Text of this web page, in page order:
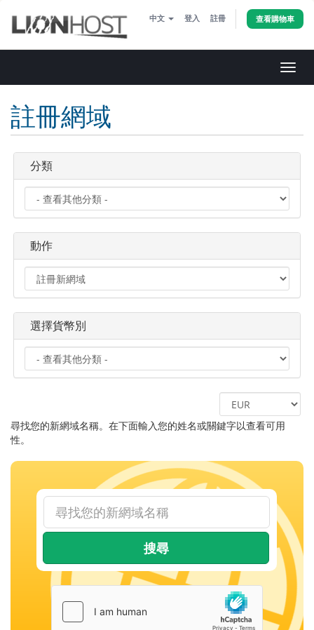
中文 登入 註冊 查看購物車
切
換
註冊網域
分類
動作
選擇貨幣別
尋找您的新網域名稱。在下面輸入您的姓名或關鍵字以查看可用
性。
搜尋